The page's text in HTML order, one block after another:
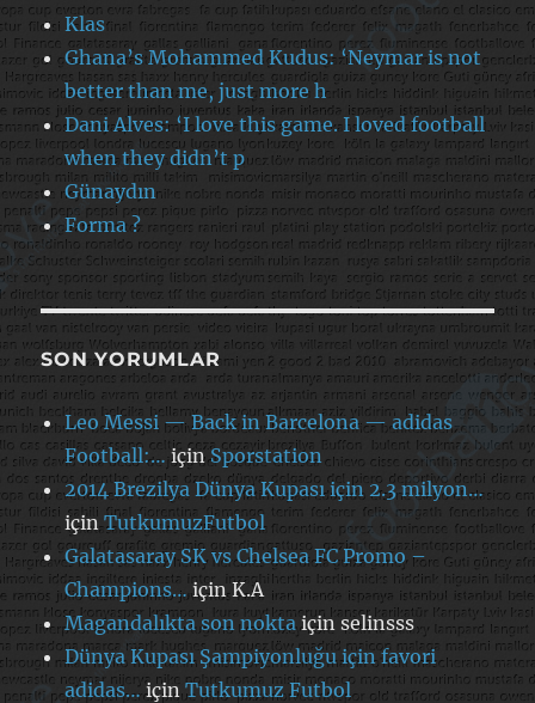
Klas
Ghana’s Mohammed Kudus: ‘Neymar is not
better than me, just more h
Dani Alves: ‘I love this game. I loved football
when they didn’t p
Günaydın
Forma ?
SON YORUMLAR
Leo Messi — Back in Barcelona — adidas
Football:… içinSporstation
2014 Brezilya Dünya Kupası için 2.3 milyon…
içinTutkumuzFutbol
Galatasaray SK vs Chelsea FC Promo –
Champions… içinK.A
Magandalıkta son nokta içinselinsss
Dünya Kupası Şampiyonluğu için favori
adidas… içinTutkumuz Futbol